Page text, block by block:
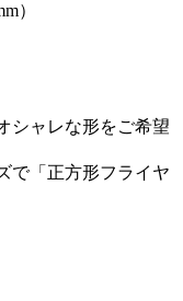
）
シャレな形をご希望
で「正方形フライヤ